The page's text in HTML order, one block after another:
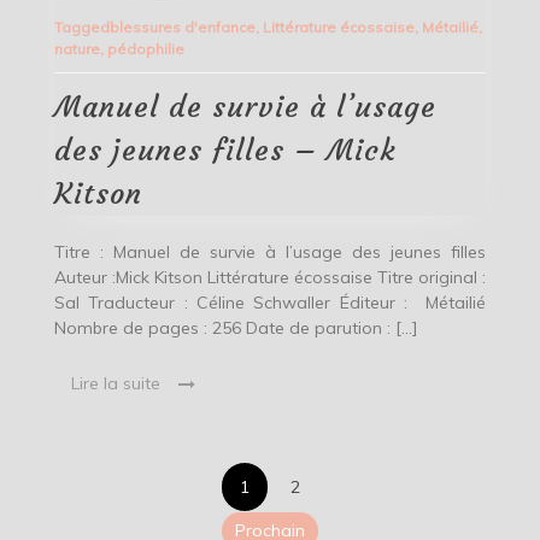
survie
des
jeunes
Taggedblessures d'enfance, Littérature écossaise, Métailié,
nature, pédophilie
Manuel de survie à l’usage
des jeunes filles – Mick
Kitson
Titre : Manuel de survie à l’usage des jeunes filles
Auteur :Mick Kitson Littérature écossaise Titre original :
Sal Traducteur : Céline Schwaller Éditeur : Métailié
Nombre de pages : 256 Date de parution : […]
Lire la suite
Pagination
1
2
Prochain